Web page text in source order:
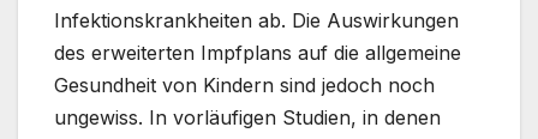
Infektionskrankheiten ab. Die Auswirkungen
des erweiterten Impfplans auf die allgemeine
Gesundheit von Kindern sind jedoch noch
ungewiss. In vorläufigen Studien, in denen